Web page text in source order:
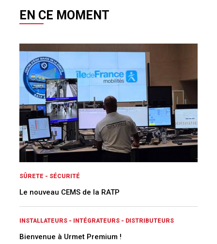
EN CE MOMENT
SÛRETE - SÉCURITÉ
Le nouveau CEMS de la RATP
INSTALLATEURS - INTÉGRATEURS - DISTRIBUTEURS
Bienvenue à Urmet Premium !